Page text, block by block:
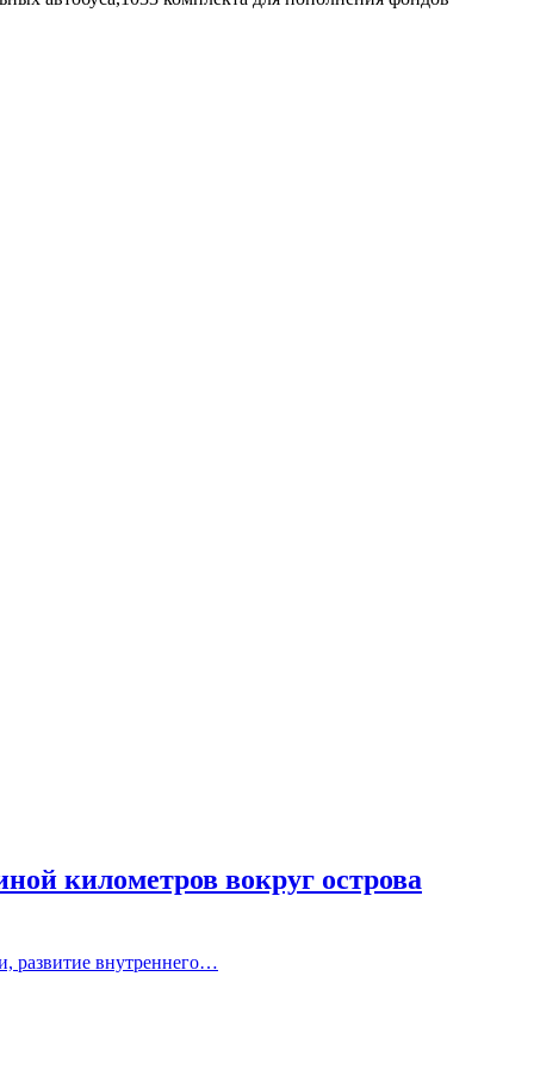
километров вокруг острова
развитие внутреннего…